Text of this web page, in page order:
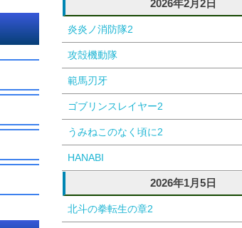
2026年2月2日
炎炎ノ消防隊2
攻殻機動隊
範馬刃牙
ゴブリンスレイヤー2
うみねこのなく頃に2
HANABI
2026年1月5日
北斗の拳転生の章2